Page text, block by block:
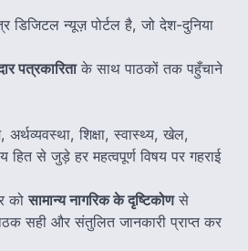
डिजिटल न्यूज़ पोर्टल है, जो देश-दुनिया
पत्रकारिताके साथ पाठकों तक पहुँचाने
शिक्षा, स्वास्थ्य, खेल,
हित से जुड़े हर महत्वपूर्ण विषय पर गहराई
कोसामान्य नागरिक के दृष्टिकोणसे
सही और संतुलित जानकारी प्राप्त कर